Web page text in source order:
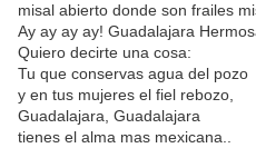
misal abierto donde son frailes
Ay ay ay ay! Guadalajara
Quiero decirte una cosa:
Tu que conservas agua del pozo
y en tus mujeres el fiel rebozo,
Guadalajara, Guadalajara
tienes el alma mas mexicana..